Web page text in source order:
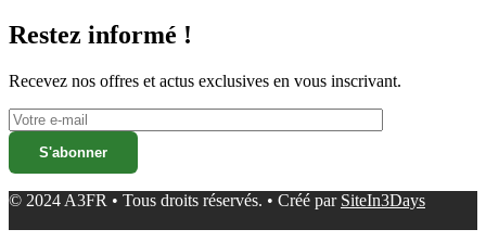
Restez informé !
Recevez nos offres et actus exclusives en vous inscrivant.
© 2024 A3FR • Tous droits réservés. • Créé par SiteIn3Days